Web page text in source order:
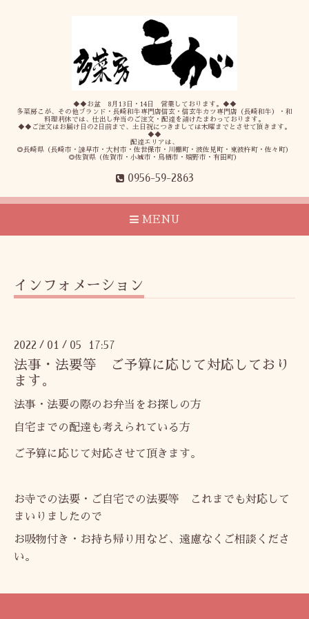
◆◆お盆 8月13日・14日 営業しております。◆◆
多菜房こが、その他ブランド・長崎和牛専門店信玄・信玄牛カツ専門店（長崎和牛）・和
料理利休では、仕出し弁当のご注文・配達を請けたまわっております。
◆◆ご注文はお届け日の2日前まで、土日祝につきましては木曜までとさせて頂きます。
◆◆
配達エリアは、
◎長崎県（長崎市・諫早市・大村市・佐世保市・川棚町・波佐見町・東彼杵町・佐々町）
◎佐賀県（佐賀市・小城市・鳥栖市・嬉野市・有田町）
0956-59-2863
MENU
インフォメーション
2022 / 01 / 05 17:57
法事・法要等 ご予算に応じて対応しており
ます。
法事・法要の際のお弁当をお探しの方
自宅までの配達も考えられている方
ご予算に応じて対応させて頂きます。
お寺での法要・ご自宅での法要等 これまでも対応して
まいりましたので
お吸物付き・お持ち帰り用など、遠慮なくご相談くださ
い。